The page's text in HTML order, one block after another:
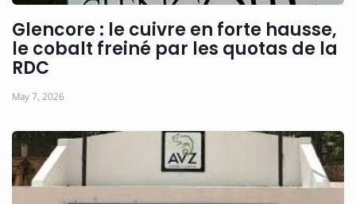
Glencore : le cuivre en forte hausse,
le cobalt freiné par les quotas de la
RDC
May 7, 2026